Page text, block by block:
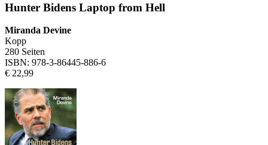
Hunter Bidens Laptop from Hell
Miranda Devine
Kopp
280 Seiten
ISBN: 978-3-86445-886-6
€ 22,99